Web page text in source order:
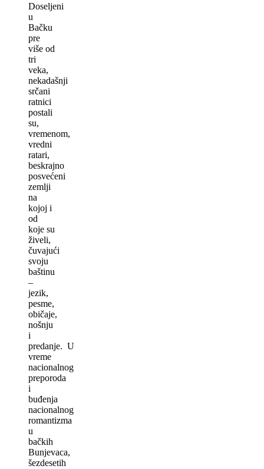
Doseljeni
u
Bačku
pre
više od
tri
veka,
nekadašnji
srčani
ratnici
postali
su,
vremenom,
vredni
ratari,
beskrajno
posvećeni
zemlji
na
kojoj i
od
koje su
živeli,
čuvajući
svoju
baštinu
–
jezik,
pesme,
običaje,
nošnju
i
predanje. U
vreme
nacionalnog
preporoda
i
buđenja
nacionalnog
romantizma
u
bačkih
Bunjevaca,
šezdesetih